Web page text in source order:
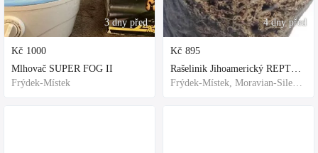
3 dny před
Kč 1000
Mlhovač SUPER FOG II
Frýdek-Místek
4 dny před
Kč 895
Rašelinik Jihoamerický REPTER - 5 balení - 500g -
Frýdek-Místek, Moravian-Silesian Region,Others